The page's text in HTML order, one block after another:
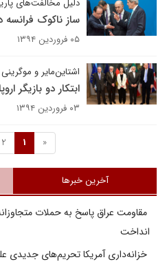
دلیل مخالفت‌های پاریس در
ساز ناکوک
۰۵ فروردین ۱۳۹۴
اشتاین‌مایر و
ابتکار دو بازیگر
۰۳ فروردین ۱۳۹۴
«
1
2
آخرین خبرها
مقاومت عراق پاسخ به حملات
انداخت
خزانه‌داری آمریکا تحریم‌های جدیدی